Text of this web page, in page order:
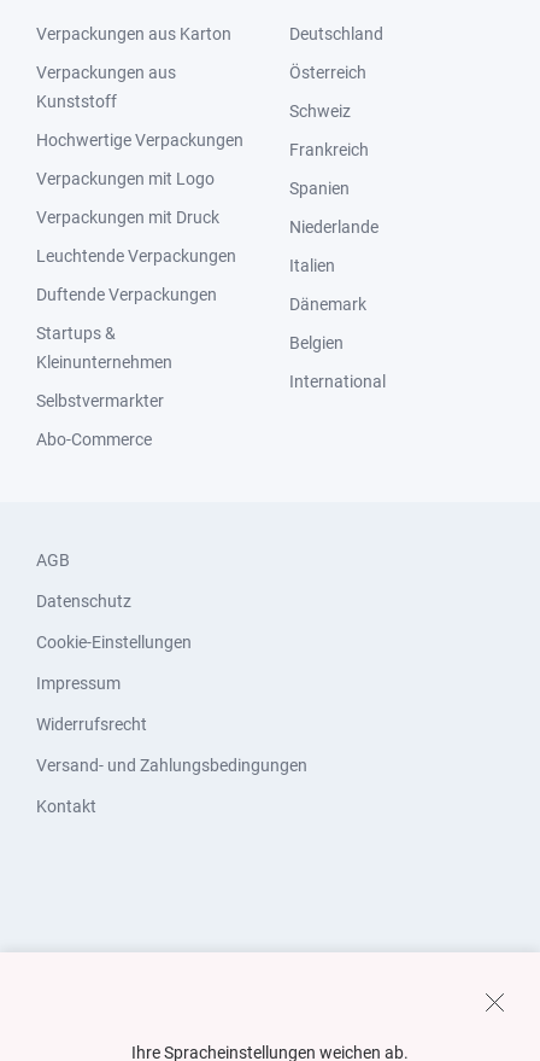
Verpackungen aus Karton
Verpackungen aus
Kunststoff
Hochwertige Verpackungen
Verpackungen mit Logo
Verpackungen mit Druck
Leuchtende Verpackungen
Duftende Verpackungen
Startups &
Kleinunternehmen
Selbstvermarkter
Abo-Commerce
Deutschland
Österreich
Schweiz
Frankreich
Spanien
Niederlande
Italien
Dänemark
Belgien
International
AGB
Datenschutz
Cookie-Einstellungen
Impressum
Widerrufsrecht
Versand- und Zahlungsbedingungen
Kontakt
Ihre Spracheinstellungen weichen ab.